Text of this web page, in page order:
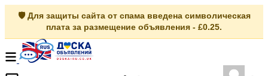
🛡️ Для защиты сайта от спама введена символическая
плата за размещение объявления - £0.25.